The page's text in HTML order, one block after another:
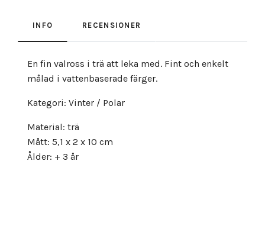
INFO RECENSIONER
En fin valross i trä att leka med. Fint och enkelt
målad i vattenbaserade färger.
Kategori: Vinter / Polar
Material: trä
Mått: 5,1 x 2 x 10 cm
Ålder: + 3 år